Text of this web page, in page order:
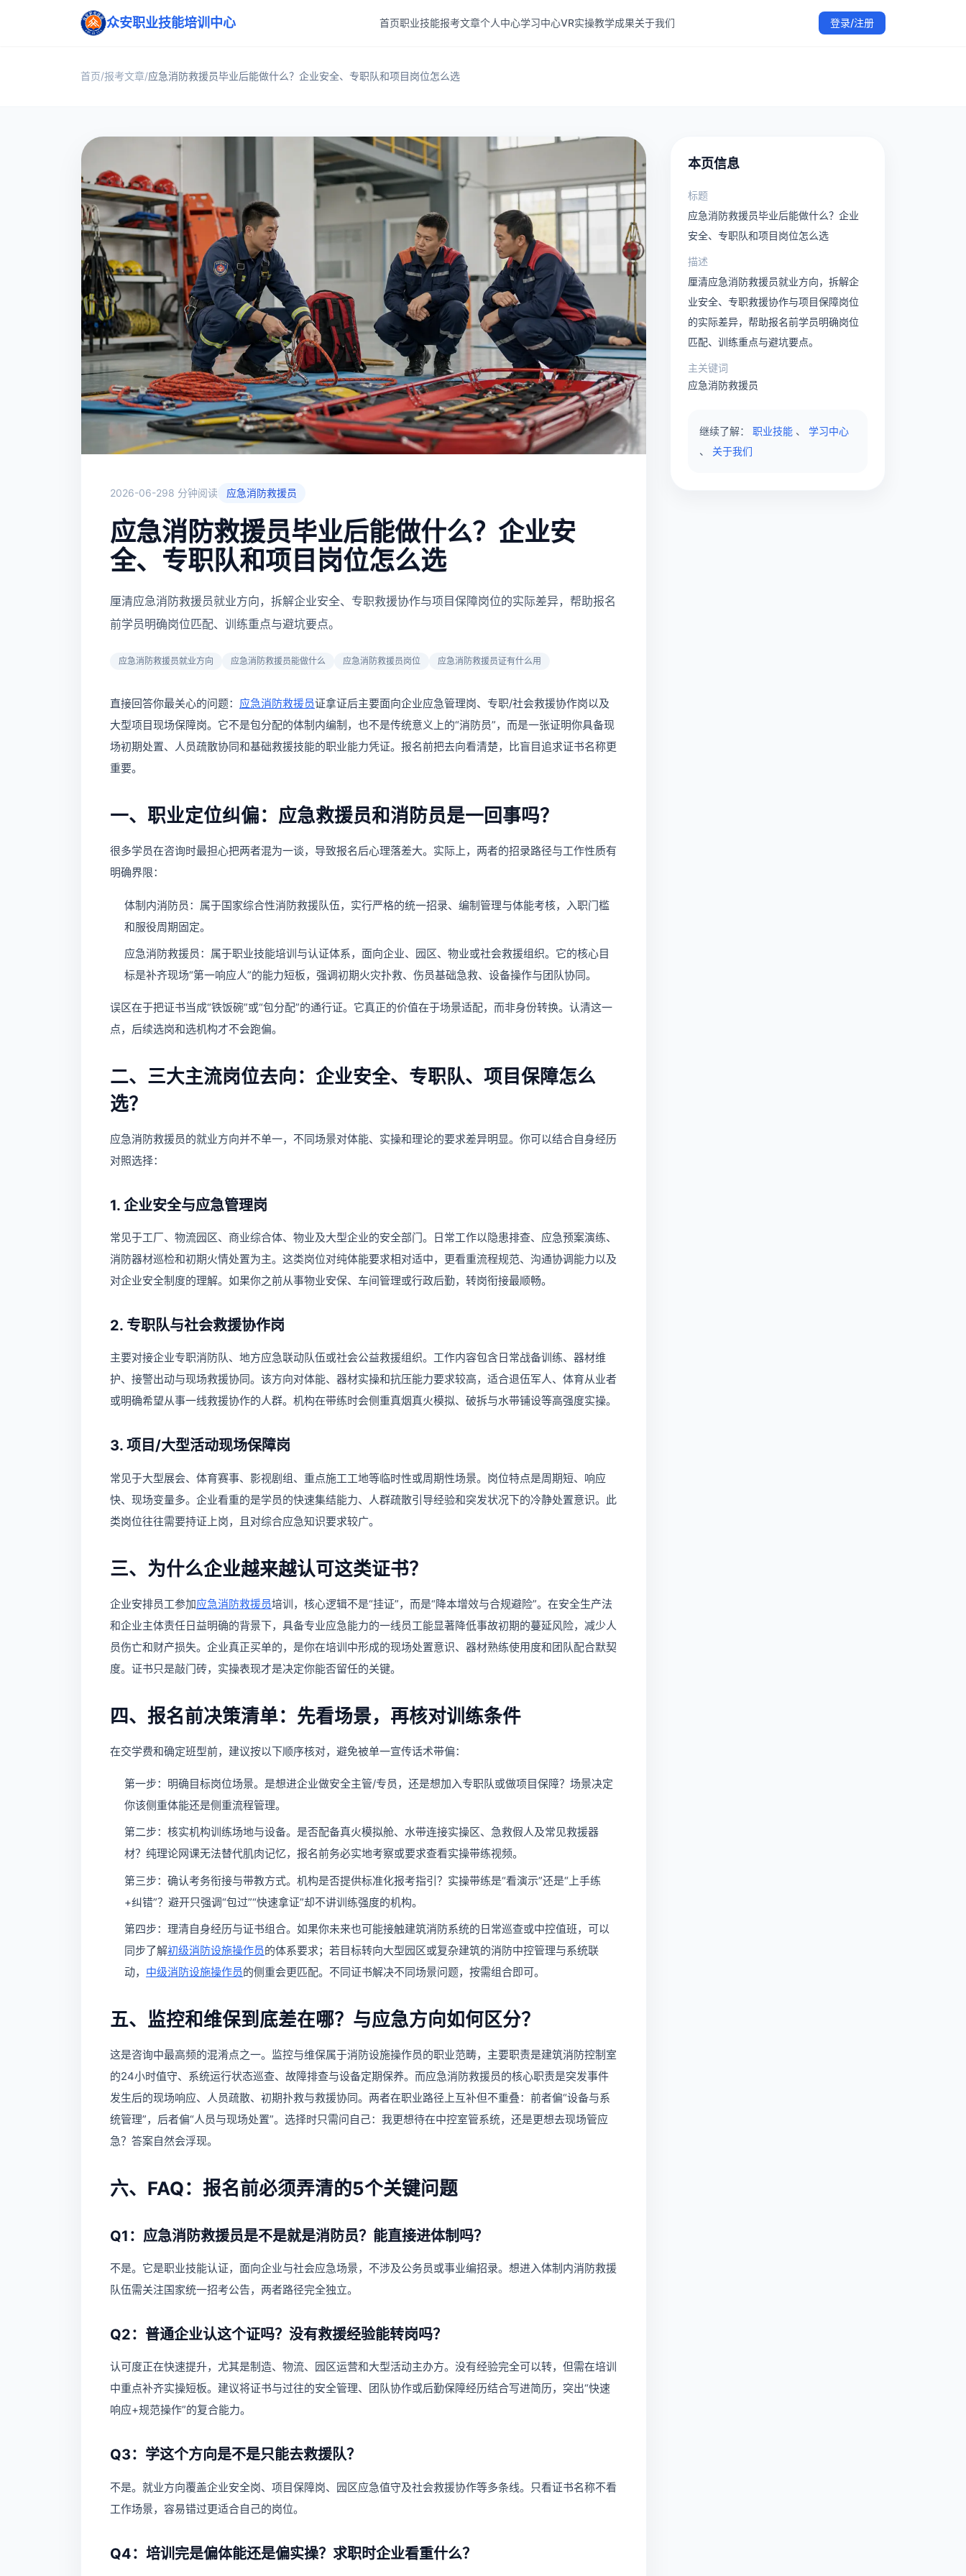
众安职业技能培训中心提供消防设施操作员与应急消防救援员培训服务
众安职业技能培训中心围绕消防设施操作员、应急消防救援员等职业技能方向，提供报名条件说明、培训费用参考、考试科目介绍、课程安排说明、实操训练内容和免费试听入口，帮助学员
中华人民共和国应急管理部 中华人民共和国人力资源和社会保障部
众安职业技能培训中心 首页职业技能报考文章个人中心学习中心VR实操教学成果关于我们 登录/注册
首页/报考文章/应急消防救援员毕业后能做什么？企业安全、专职队和项目岗位怎么选
2026-06-298 分钟阅读 应急消防救援员
应急消防救援员毕业后能做什么？企业安
全、专职队和项目岗位怎么选
厘清应急消防救援员就业方向，拆解企业安全、专职救援协作与项目保障岗位的实际差异，帮助报名
前学员明确岗位匹配、训练重点与避坑要点。
应急消防救援员就业方向 应急消防救援员能做什么 应急消防救援员岗位 应急消防救援员证有什么用
直接回答你最关心的问题： 应急消防救援员证拿证后主要面向企业应急管理岗、专职/社会救援协作岗以及
大型项目现场保障岗。它不是包分配的体制内编制，也不是传统意义上的“消防员”，而是一张证明你具备现
场初期处置、人员疏散协同和基础救援技能的职业能力凭证。报名前把去向看清楚，比盲目追求证书名称更
重要。
一、职业定位纠偏：应急救援员和消防员是一回事吗？
很多学员在咨询时最担心把两者混为一谈，导致报名后心理落差大。实际上，两者的招录路径与工作性质有
明确界限：
体制内消防员：属于国家综合性消防救援队伍，实行严格的统一招录、编制管理与体能考核，入职门槛
和服役周期固定。
应急消防救援员：属于职业技能培训与认证体系，面向企业、园区、物业或社会救援组织。它的核心目
标是补齐现场“第一响应人”的能力短板，强调初期火灾扑救、伤员基础急救、设备操作与团队协同。
误区在于把证书当成“铁饭碗”或“包分配”的通行证。它真正的价值在于场景适配，而非身份转换。认清这一
点，后续选岗和选机构才不会跑偏。
二、三大主流岗位去向：企业安全、专职队、项目保障怎么
选？
应急消防救援员的就业方向并不单一，不同场景对体能、实操和理论的要求差异明显。你可以结合自身经历
对照选择：
1. 企业安全与应急管理岗
常见于工厂、物流园区、商业综合体、物业及大型企业的安全部门。日常工作以隐患排查、应急预案演练、
消防器材巡检和初期火情处置为主。这类岗位对纯体能要求相对适中，更看重流程规范、沟通协调能力以及
对企业安全制度的理解。如果你之前从事物业安保、车间管理或行政后勤，转岗衔接最顺畅。
2. 专职队与社会救援协作岗
主要对接企业专职消防队、地方应急联动队伍或社会公益救援组织。工作内容包含日常战备训练、器材维
护、接警出动与现场救援协同。该方向对体能、器材实操和抗压能力要求较高，适合退伍军人、体育从业者
或明确希望从事一线救援协作的人群。机构在带练时会侧重真烟真火模拟、破拆与水带铺设等高强度实操。
3. 项目/大型活动现场保障岗
常见于大型展会、体育赛事、影视剧组、重点施工工地等临时性或周期性场景。岗位特点是周期短、响应
快、现场变量多。企业看重的是学员的快速集结能力、人群疏散引导经验和突发状况下的冷静处置意识。此
类岗位往往需要持证上岗，且对综合应急知识要求较广。
三、为什么企业越来越认可这类证书？
企业安排员工参加应急消防救援员培训，核心逻辑不是“挂证”，而是“降本增效与合规避险”。在安全生产法
和企业主体责任日益明确的背景下，具备专业应急能力的一线员工能显著降低事故初期的蔓延风险，减少人
员伤亡和财产损失。企业真正买单的，是你在培训中形成的现场处置意识、器材熟练使用度和团队配合默契
度。证书只是敲门砖，实操表现才是决定你能否留任的关键。
四、报名前决策清单：先看场景，再核对训练条件
在交学费和确定班型前，建议按以下顺序核对，避免被单一宣传话术带偏：
第一步：明确目标岗位场景。是想进企业做安全主管/专员，还是想加入专职队或做项目保障？场景决定
你该侧重体能还是侧重流程管理。
第二步：核实机构训练场地与设备。是否配备真火模拟舱、水带连接实操区、急救假人及常见救援器
材？纯理论网课无法替代肌肉记忆，报名前务必实地考察或要求查看实操带练视频。
第三步：确认考务衔接与带教方式。机构是否提供标准化报考指引？实操带练是“看演示”还是“上手练
+纠错”？避开只强调“包过”“快速拿证”却不讲训练强度的机构。
第四步：理清自身经历与证书组合。如果你未来也可能接触建筑消防系统的日常巡查或中控值班，可以
同步了解初级消防设施操作员的体系要求；若目标转向大型园区或复杂建筑的消防中控管理与系统联
动， 中级消防设施操作员的侧重会更匹配。不同证书解决不同场景问题，按需组合即可。
五、监控和维保到底差在哪？与应急方向如何区分？
这是咨询中最高频的混淆点之一。监控与维保属于消防设施操作员的职业范畴，主要职责是建筑消防控制室
的24小时值守、系统运行状态巡查、故障排查与设备定期保养。而应急消防救援员的核心职责是突发事件
发生后的现场响应、人员疏散、初期扑救与救援协同。两者在职业路径上互补但不重叠：前者偏“设备与系
统管理”，后者偏“人员与现场处置”。选择时只需问自己：我更想待在中控室管系统，还是更想去现场管应
急？答案自然会浮现。
六、FAQ：报名前必须弄清的5个关键问题
Q1：应急消防救援员是不是就是消防员？能直接进体制吗？
不是。它是职业技能认证，面向企业与社会应急场景，不涉及公务员或事业编招录。想进入体制内消防救援
队伍需关注国家统一招考公告，两者路径完全独立。
Q2：普通企业认这个证吗？没有救援经验能转岗吗？
认可度正在快速提升，尤其是制造、物流、园区运营和大型活动主办方。没有经验完全可以转，但需在培训
中重点补齐实操短板。建议将证书与过往的安全管理、团队协作或后勤保障经历结合写进简历，突出“快速
响应+规范操作”的复合能力。
Q3：学这个方向是不是只能去救援队？
不是。就业方向覆盖企业安全岗、项目保障岗、园区应急值守及社会救援协作等多条线。只看证书名称不看
工作场景，容易错过更适合自己的岗位。
Q4：培训完是偏体能还是偏实操？求职时企业看重什么？
本页信息
标题
应急消防救援员毕业后能做什么？企业
安全、专职队和项目岗位怎么选
描述
厘清应急消防救援员就业方向，拆解企
业安全、专职救援协作与项目保障岗位
的实际差异，帮助报名前学员明确岗位
匹配、训练重点与避坑要点。
主关键词
应急消防救援员
继续了解： 职业技能 、 学习中心
、 关于我们